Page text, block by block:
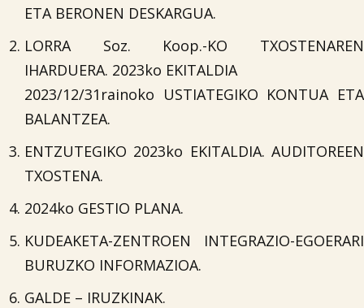
Lursail Market
ETA BERONEN DESKARGUA.
LORRA Soz. Koop.-KO TXOSTENAREN
IHARDUERA. 2023ko EKITALDIA
2023/12/31rainoko USTIATEGIKO KONTUA ETA
BALANTZEA.
ENTZUTEGIKO 2023ko EKITALDIA. AUDITOREEN
TXOSTENA.
2024ko GESTIO PLANA.
KUDEAKETA-ZENTROEN INTEGRAZIO-EGOERARI
BURUZKO INFORMAZIOA.
GALDE – IRUZKINAK.